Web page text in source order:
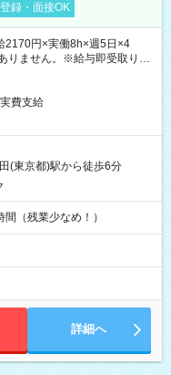
録・面接OK
円×実働8h×週5日×4
りません。※給与即受取りサ
費支給
(東京都)駅から徒歩6分
（残業少なめ！）
詳細へ